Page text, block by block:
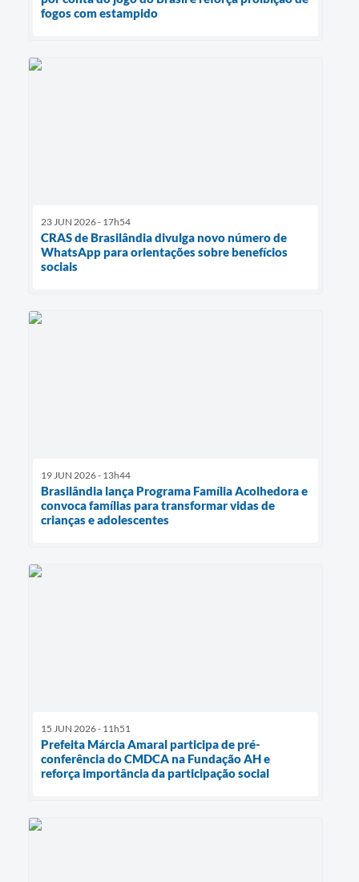
fogos com estampido
23 JUN 2026 - 17h54
CRAS de Brasilândia divulga novo número de
WhatsApp para orientações sobre benefícios
sociais
19 JUN 2026 - 13h44
Brasilândia lança Programa Família Acolhedora e
convoca famílias para transformar vidas de
crianças e adolescentes
15 JUN 2026 - 11h51
Prefeita Márcia Amaral participa de pré-
conferência do CMDCA na Fundação AH e
reforça importância da participação social